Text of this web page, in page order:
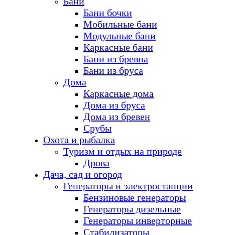
Бани бочки
Мобильные бани
Модульные бани
Каркасные бани
Бани из бревна
Бани из бруса
Дома
Каркасные дома
Дома из бруса
Дома из бревен
Срубы
Охота и рыбалка
Туризм и отдых на природе
Дрова
Дача, сад и огород
Генераторы и электростанции
Бензиновые генераторы
Генераторы дизельные
Генераторы инверторные
Стабилизаторы